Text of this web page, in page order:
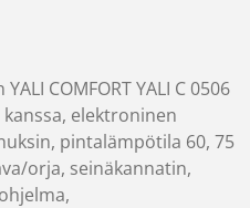
COMFORT YALI C 0506
kanssa, elektroninen
pintalämpötila 60, 75
orja, seinäkannatin,